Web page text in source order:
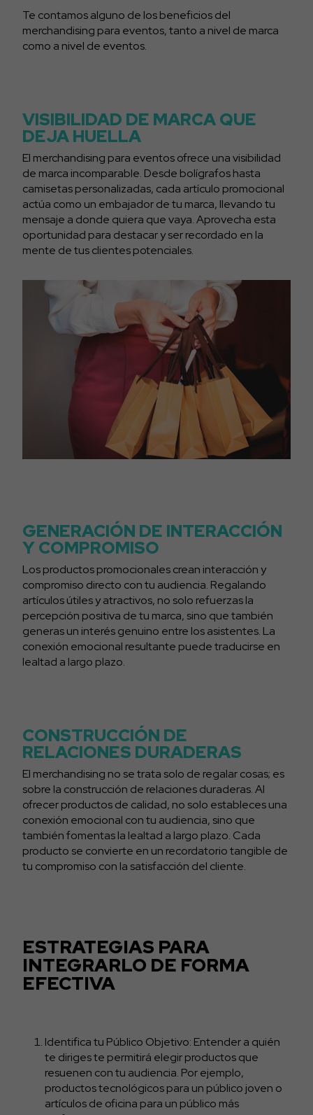
Te contamos alguno de los beneficios del
merchandising para eventos, tanto a nivel de marca
como a nivel de eventos.
VISIBILIDAD DE MARCA QUE
DEJA HUELLA
El merchandising para eventos ofrece una visibilidad
de marca incomparable. Desde bolígrafos hasta
camisetas personalizadas, cada artículo promocional
actúa como un embajador de tu marca, llevando tu
mensaje a donde quiera que vaya. Aprovecha esta
oportunidad para destacar y ser recordado en la
mente de tus clientes potenciales.
GENERACIÓN DE INTERACCIÓN
Y COMPROMISO
Los productos promocionales crean interacción y
compromiso directo con tu audiencia. Regalando
artículos útiles y atractivos, no solo refuerzas la
percepción positiva de tu marca, sino que también
generas un interés genuino entre los asistentes. La
conexión emocional resultante puede traducirse en
lealtad a largo plazo.
CONSTRUCCIÓN DE
RELACIONES DURADERAS
El merchandising no se trata solo de regalar cosas; es
sobre la construcción de relaciones duraderas. Al
ofrecer productos de calidad, no solo estableces una
conexión emocional con tu audiencia, sino que
también fomentas la lealtad a largo plazo. Cada
producto se convierte en un recordatorio tangible de
tu compromiso con la satisfacción del cliente.
ESTRATEGIAS PARA
INTEGRARLO DE FORMA
EFECTIVA
Identifica tu Público Objetivo: Entender a quién
te diriges te permitirá elegir productos que
resuenen con tu audiencia. Por ejemplo,
productos tecnológicos para un público joven o
artículos de oficina para un público más